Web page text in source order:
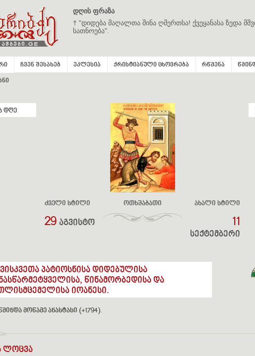
დღის ფრაზა
† "დიდება მაღალთა შინა ღმერთსა! ქვეყანასა ზედა
სათნოება".
ჩვენ შესახებ ეკლესია ქრისტიანული ცხოვრება რწმენა
დღე
ძველი სტილი
29 აგვისტო
ოთხშაბათი ახალი სტილი
11
სექტემბერი
პატიოსნისა დიდებულისა
წინამორბედისა და
იოანესი.
მოწამე ანასტასი (+1794).
ლოცვა